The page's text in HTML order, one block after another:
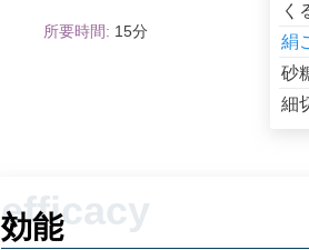
15
く
絹
砂
細
効能